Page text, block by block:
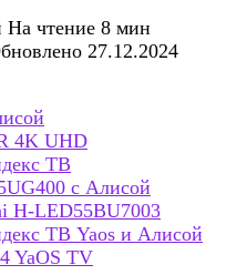
На чтение 8 мин
27.12.2024
4K UHD
ТВ
с Алисой
H-LED55BU7003
ТВ Yaos и Алисой
YaOS TV